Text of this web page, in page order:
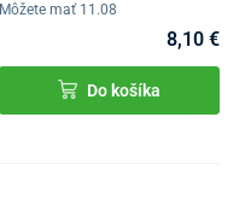
Môžete mať 11.08
8,10 €
Do košíka